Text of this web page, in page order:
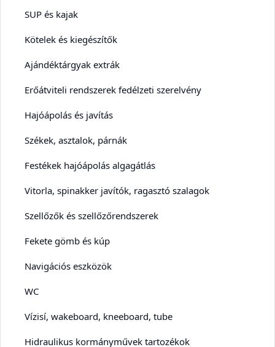
SUP és kajak
Kötelek és kiegészítők
Ajándéktárgyak extrák
Erőátviteli rendszerek fedélzeti szerelvény
Hajóápolás és javítás
Székek, asztalok, párnák
Festékek hajóápolás algagátlás
Vitorla, spinakker javítók, ragasztó szalagok
Szellőzők és szellőzőrendszerek
Fekete gömb és kúp
Navigációs eszközök
WC
Vízisí, wakeboard, kneeboard, tube
Hidraulikus kormányművek tartozékok